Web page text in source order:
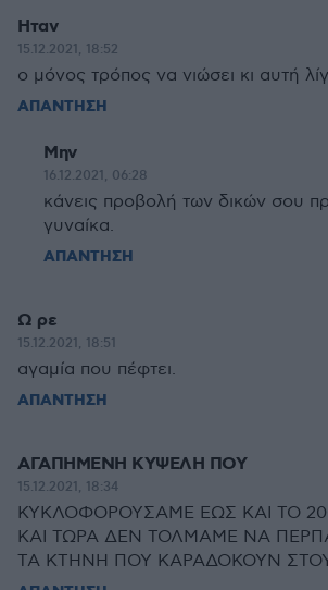
Ηταν
15.12.2021, 18:52
ο μόνος τρόπος να νιώσει κι αυτή
ΑΠΑΝΤΗΣΗ
Μην
16.12.2021, 06:28
κάνεις προβολή των δικών σου
γυναίκα.
ΑΠΑΝΤΗΣΗ
Ω ρε
15.12.2021, 18:51
αγαμία που πέφτει.
ΑΠΑΝΤΗΣΗ
ΑΓΑΠΗΜΕΝΗ ΚΥΨΕΛΗ ΠΟΥ
15.12.2021, 18:34
ΚΥΚΛΟΦΟΡΟΥΣΑΜΕ ΕΩΣ ΚΑΙ ΤΟ
ΚΑΙ ΤΩΡΑ ΔΕΝ ΤΟΛΜΑΜΕ ΝΑ
ΤΑ ΚΤΗΝΗ ΠΟΥ ΚΑΡΑΔΟΚΟΥΝ